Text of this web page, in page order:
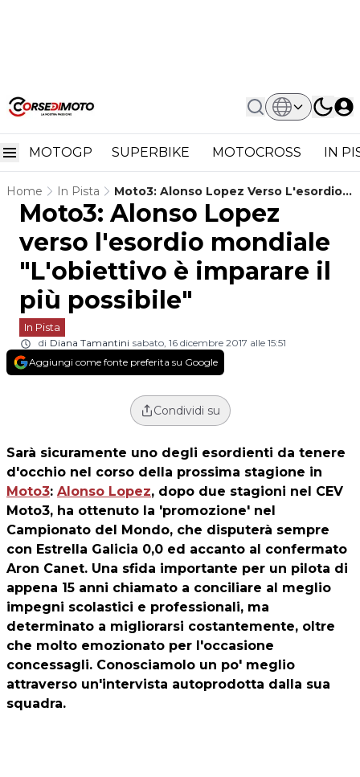
MOTOGP SUPERBIKE MOTOCROSS IN
Home In Pista
Moto3: Alonso Lopez Verso L'esordio
Mondiale "L'obiettivo È Imparare Il Più
Possibile"
Moto3: Alonso Lopez
verso l'esordio mondiale
"L'obiettivo è imparare il
più possibile"
In Pista
di Diana Tamantini sabato, 16 dicembre 2017 alle 15:51
Aggiungi come fonte preferita su Google
Condividi su
Sarà sicuramente uno degli esordienti da tenere
d'occhio nel corso della prossima stagione in
Moto3: Alonso Lopez, dopo due stagioni nel CEV
Moto3, ha ottenuto la 'promozione' nel
Campionato del Mondo, che disputerà sempre
con Estrella Galicia 0,0 ed accanto al confermato
Aron Canet. Una sfida importante per un pilota di
appena 15 anni chiamato a conciliare al meglio
impegni scolastici e professionali, ma
determinato a migliorarsi costantemente, oltre
che molto emozionato per l'occasione
concessagli. Conosciamolo un po' meglio
attraverso un'intervista autoprodotta dalla sua
squadra.